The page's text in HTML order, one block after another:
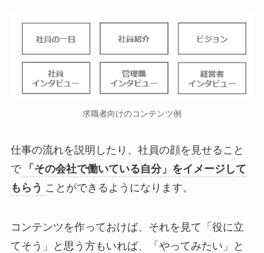
求職者向けのコンテンツ例
仕事の流れを説明したり、社員の顔を見せること
で
「その会社で働いている自分」をイメージして
もらう ことができるようになります。
コンテンツを作っておけば、それを見て「役に立
てそう」と思う方もいれば、「やってみたい」と